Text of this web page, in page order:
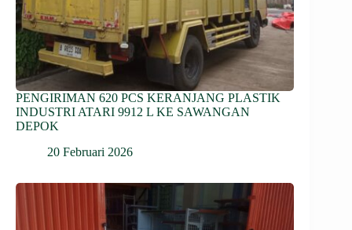
PENGIRIMAN 620 PCS KERANJANG PLASTIK
INDUSTRI ATARI 9912 L KE SAWANGAN
DEPOK
20 Februari 2026